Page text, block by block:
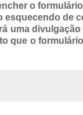
o
esquecendo de
uma
que o